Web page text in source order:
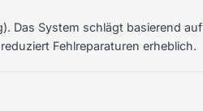
Das System schlägt basierend auf
Fehlreparaturen erheblich.